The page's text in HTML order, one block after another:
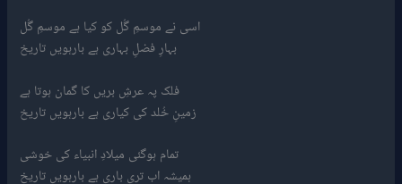
اسی نے موسمِ گُل کو کیا ہے موسمِ گُل
بہارِ فضلِ بہاری ہے بارہویں تاریخ
فلک پہ عرشِ بریں کا گمان ہوتا ہے
زمینِ خُلد کی کیاری ہے بارہویں تاریخ
تمام ہوگئی میلادِ انبیاء کی خوشی
ہمیشہ اب تری باری ہے بارہویں تاریخ